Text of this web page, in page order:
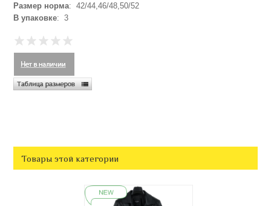
Размер норма: 42/44,46/48,50/52
В упаковке: 3
Товары этой категории